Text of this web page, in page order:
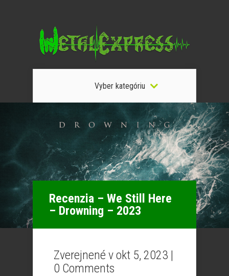
Vyber kategóriu
Recenzia – We Still Here
– Drowning – 2023
Zverejnené v okt 5, 2023 |
0 Comments